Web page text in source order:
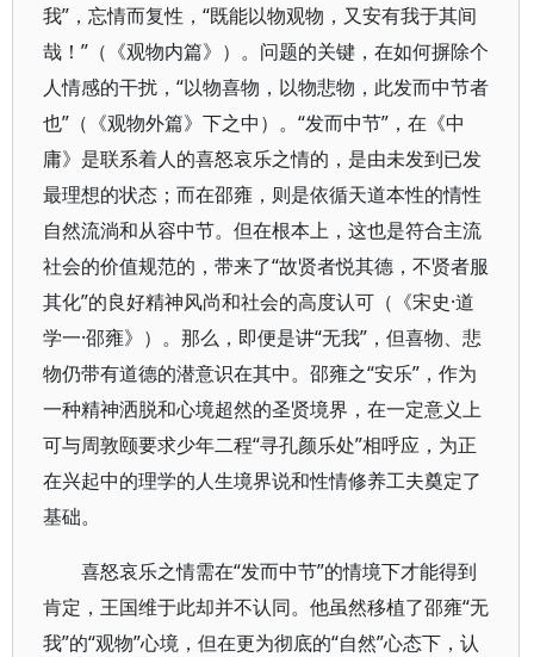
我”，忘情而复性，“既能以物观物，又安有我于其间
哉！”（《观物内篇》）。问题的关键，在如何摒除个
人情感的干扰，“以物喜物，以物悲物，此发而中节者
也”（《观物外篇》下之中）。“发而中节”，在《中
庸》是联系着人的喜怒哀乐之情的，是由未发到已发
最理想的状态；而在邵雍，则是依循天道本性的情性
自然流淌和从容中节。但在根本上，这也是符合主流
社会的价值规范的，带来了“故贤者悦其德，不贤者服
其化”的良好精神风尚和社会的高度认可（《宋史·道
学一·邵雍》）。那么，即便是讲“无我”，但喜物、悲
物仍带有道德的潜意识在其中。邵雍之“安乐”，作为
一种精神洒脱和心境超然的圣贤境界，在一定意义上
可与周敦颐要求少年二程“寻孔颜乐处”相呼应，为正
在兴起中的理学的人生境界说和性情修养工夫奠定了
基础。
喜怒哀乐之情需在“发而中节”的情境下才能得到
肯定，王国维于此却并不认同。他虽然移植了邵雍“无
我”的“观物”心境，但在更为彻底的“自然”心态下，认